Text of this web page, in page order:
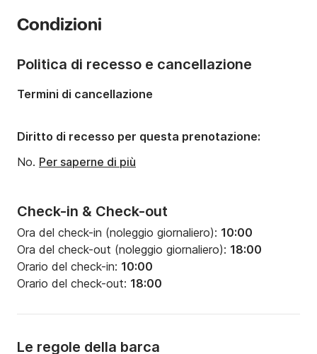
Portata massima persone:
Condizioni
Check-in & Check-out
Ora del check-in (noleggio giornaliero): 10:00
Ora del check-out (noleggio giornaliero): 18:00
Orario del check-in: 10:00
Orario del check-out: 18:00
Le regole della barca
Politica di recesso e cancellazione
Termini di cancellazione
Diritto di recesso per questa prenotazione:
No. Per saperne di più